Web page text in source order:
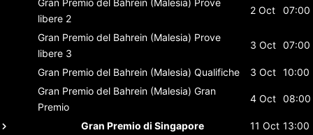
libere 2
2 Oct 07:00
Gran Premio del Bahrein (Malesia) Prove
libere 3
3 Oct 07:00
Gran Premio del Bahrein (Malesia) Qualifiche 3 Oct 10:00
Gran Premio del Bahrein (Malesia) Gran
Premio
4 Oct 08:00
Gran Premio di Singapore 11 Oct 13:00